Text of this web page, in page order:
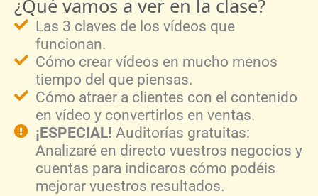
¿Qué vamos a ver en la clase?
Las 3 claves de los vídeos que
funcionan.
Cómo crear vídeos en mucho menos
tiempo del que piensas.
Cómo atraer a clientes con el contenido
en vídeo y convertirlos en ventas.
¡ESPECIAL! Auditorías gratuitas:
Analizaré en directo vuestros negocios y
cuentas para indicaros cómo podéis
mejorar vuestros resultados.